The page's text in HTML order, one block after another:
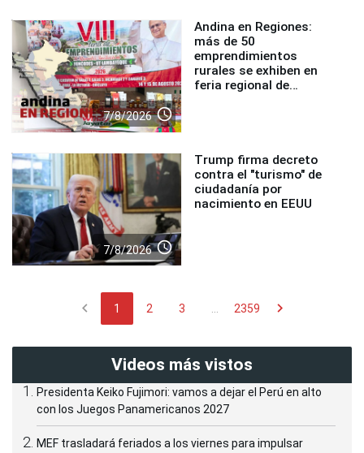
7/8/2026 access_time
Andina en Regiones:
más de 50
emprendimientos
rurales se exhiben en
feria regional de
7/8/2026 access_time
Trump firma decreto
contra el "turismo" de
ciudadanía por
nacimiento en EEUU
chevron_left 1 2 3 ... 2359 chevron_right
Videos más vistos
Presidenta Keiko Fujimori: vamos a dejar el Perú en alto
con los Juegos Panamericanos 2027
MEF trasladará feriados a los viernes para impulsar